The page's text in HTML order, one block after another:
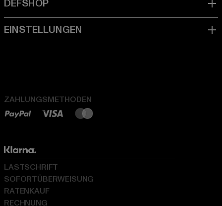
ZAHLUNGSMETHODEN
LASTSCHRIFT
SOFORTÜBERWEISUNG
RATENKAUF
RECHNUNG